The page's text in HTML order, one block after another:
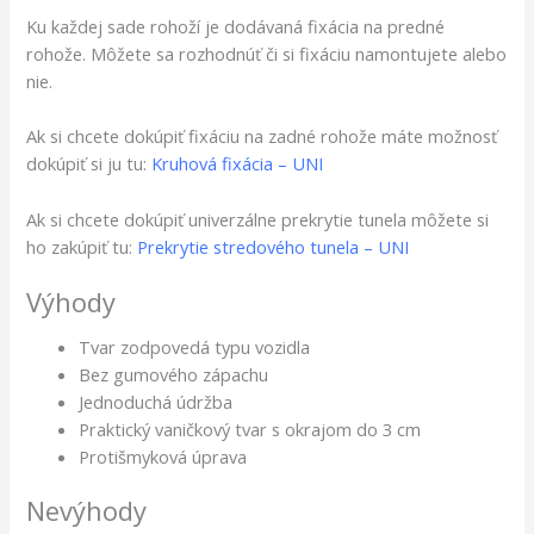
Ku každej sade rohoží je dodávaná fixácia na predné
rohože. Môžete sa rozhodnúť či si fixáciu namontujete alebo
nie.
Ak si chcete dokúpiť fixáciu na zadné rohože máte možnosť
dokúpiť si ju tu: Kruhová fixácia – UNI
Ak si chcete dokúpiť univerzálne prekrytie tunela môžete si
ho zakúpiť tu: Prekrytie stredového tunela – UNI
Výhody
Tvar zodpovedá typu vozidla
Bez gumového zápachu
Jednoduchá údržba
Praktický vaničkový tvar s okrajom do 3 cm
Protišmyková úprava
Nevýhody